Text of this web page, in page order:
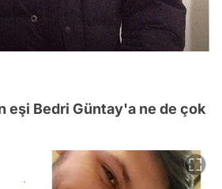
eşi Bedri Güntay'a ne de çok